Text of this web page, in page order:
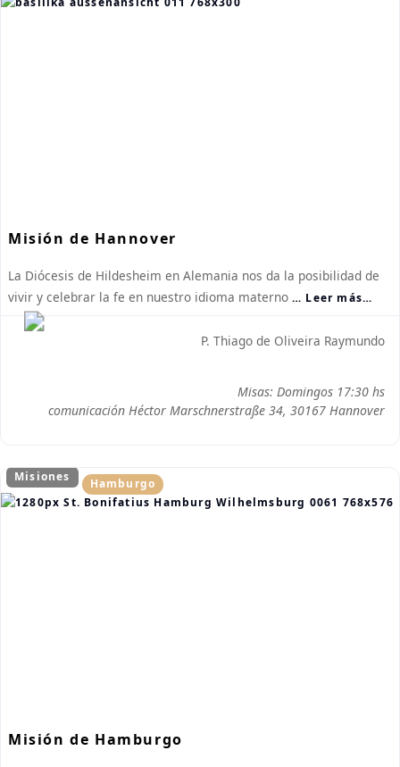
Misión de Hannover
La Diócesis de Hildesheim en Alemania nos da la posibilidad de
vivir y celebrar la fe en nuestro idioma materno … Leer más…
P. Thiago de Oliveira Raymundo
Misas: Domingos 17:30 hs
comunicación Héctor Marschnerstraße 34, 30167 Hannover
Misiones Hamburgo
Misión de Hamburgo